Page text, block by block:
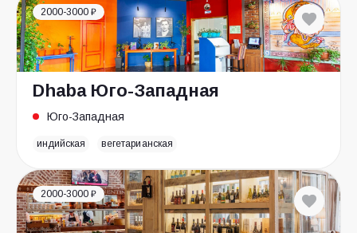
2000-3000 ₽
Dhaba Юго-Западная
Юго-Западная
индийская вегетарианская
2000-3000 ₽